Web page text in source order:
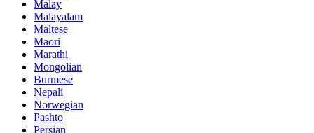
Malay
Malayalam
Maltese
Maori
Marathi
Mongolian
Burmese
Nepali
Norwegian
Pashto
Persian